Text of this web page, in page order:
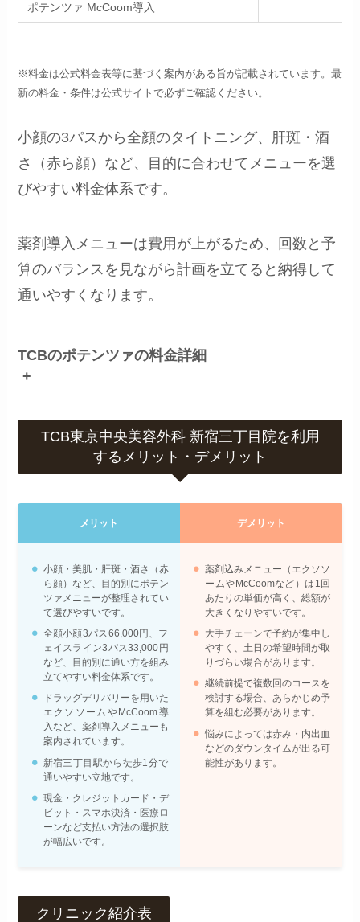
ポテンツァ McCoom導入
※料金は公式料金表等に基づく案内がある旨が記載されています。最
新の料金・条件は公式サイトで必ずご確認ください。
小顔の3パスから全顔のタイトニング、肝斑・酒
さ（赤ら顔）など、目的に合わせてメニューを選
びやすい料金体系です。
薬剤導入メニューは費用が上がるため、回数と予
算のバランスを見ながら計画を立てると納得して
通いやすくなります。
TCBのポテンツァの料金詳細
+
TCB東京中央美容外科 新宿三丁目院を利用
するメリット・デメリット
メリット デメリット
小顔・美肌・肝斑・酒さ（赤
ら顔）など、目的別にポテン
ツァメニューが整理されてい
て選びやすいです。
全顔小顔3パス66,000円、フ
ェイスライン3パス33,000円
など、目的別に通い方を組み
立てやすい料金体系です。
ドラッグデリバリーを用いた
エクソソームやMcCoom導
入など、薬剤導入メニューも
案内されています。
新宿三丁目駅から徒歩1分で
通いやすい立地です。
現金・クレジットカード・デ
ビット・スマホ決済・医療ロ
ーンなど支払い方法の選択肢
が幅広いです。
薬剤込みメニュー（エクソソ
ームやMcCoomなど）は1回
あたりの単価が高く、総額が
大きくなりやすいです。
大手チェーンで予約が集中し
やすく、土日の希望時間が取
りづらい場合があります。
継続前提で複数回のコースを
検討する場合、あらかじめ予
算を組む必要があります。
悩みによっては赤み・内出血
などのダウンタイムが出る可
能性があります。
クリニック紹介表